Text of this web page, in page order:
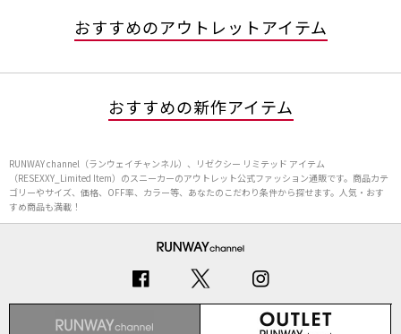
おすすめのアウトレットアイテム
おすすめの新作アイテム
RUNWAY channel（ランウェイチャンネル）、リゼクシー リミテッド アイテム
（RESEXXY_Limited Item）のスニーカーのアウトレット公式ファッション通販です。商品カテ
ゴリーやサイズ、価格、OFF率、カラー等、あなたのこだわり条件から探せます。人気・おす
すめ商品も満載！